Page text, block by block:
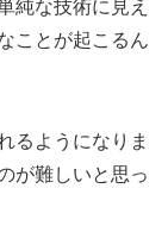
純な技術に見え
ことが起こるん
るようになりま
が難しいと思っ